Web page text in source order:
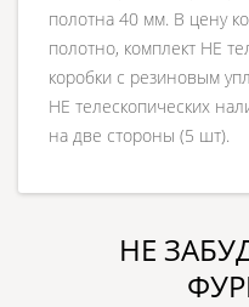
полотна 40 мм. В цену
полотно, комплект НЕ
коробки с резиновым
НЕ телескопических
на две стороны (5 шт).
НЕ